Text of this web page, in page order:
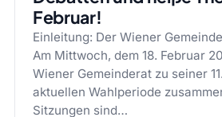
Februar!
Einleitung: Der Wiener
Am Mittwoch, dem 18. Februar
Wiener Gemeinderat zu seiner
aktuellen Wahlperiode
Sitzungen sind…